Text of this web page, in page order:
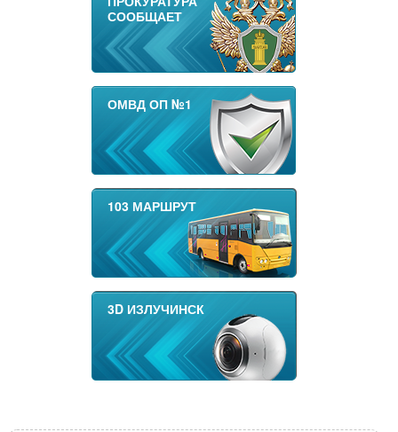
СООБЩАЕТ
ОМВД ОП №1
103 МАРШРУТ
3D ИЗЛУЧИНСК